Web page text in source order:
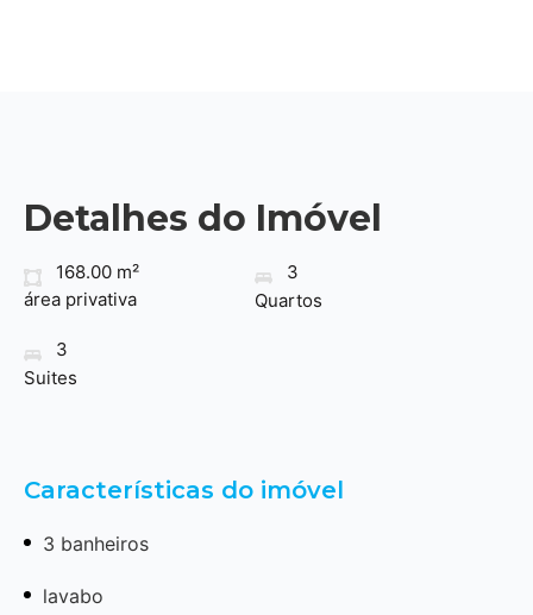
Detalhes do Imóvel
168.00 m²
área privativa
3
Quartos
3
Suites
Características do imóvel
3 banheiros
lavabo